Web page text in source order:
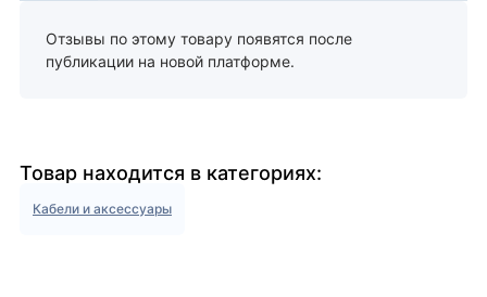
Отзывы по этому товару появятся после
публикации на новой платформе.
Товар находится в категориях:
Кабели и аксессуары